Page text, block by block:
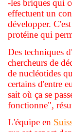
-les briques qui
effectuent un
développer.
protéine qui
Des techniques
chercheurs de
de nucléotides
certains d'entre
sait où ça se
fonctionne",
L'équipe en